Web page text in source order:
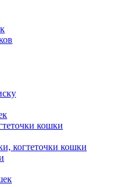
кошки
когтеточки кошки